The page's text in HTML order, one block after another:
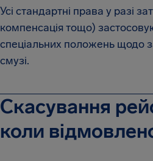
Усі стандартні права у разі
компенсація тощо)
спеціальних положень щодо
смузі.
Скасування
коли